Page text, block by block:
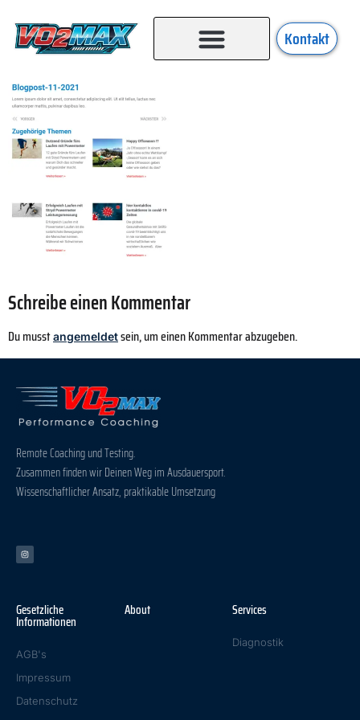
Kontakt
Schreibe einen Kommentar
Du musstangemeldetsein, um einen Kommentar abzugeben.
Remote Coaching und Testing.
Zusammen finden wir Deinen Weg im Ausdauersport.
Wissenschaftlicher Ansatz, praktikable Umsetzung
Gesetzliche
Informationen
AGB's
Impressum
Datenschutz
About Services
Diagnostik